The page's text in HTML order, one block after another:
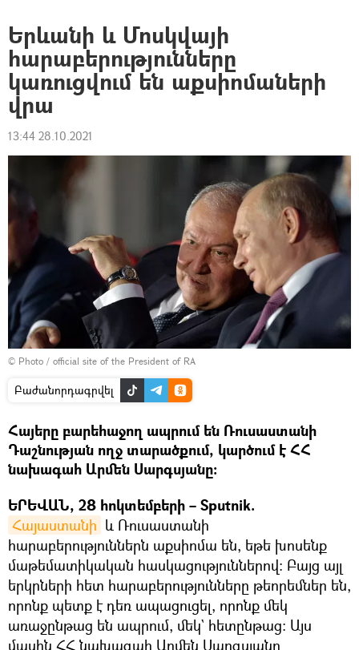
Երևանի և Մոսկվայի
հարաբերությունները
կառուցվում են աքսիոմաների
վրա
13:44 28.10.2021
© Photo / official site of the President of RA
Բաժանորդագրվել
Հայերը բարեհաջող ապրում են Ռուսաստանի
Դաշնության ողջ տարածքում, կարծում է ՀՀ
նախագահ Արմեն Սարգսյանը։
ԵՐԵՎԱՆ, 28 հոկտեմբերի – Sputnik.
Հայաստանի և Ռուսաստանի
հարաբերություններն աքսիոմա են, եթե խոսենք
մաթեմատիկական հասկացություններով։ Բայց այլ
երկրների հետ հարաբերությունները թեորեմներ են,
որոնք պետք է դեռ ապացուցել, որոնք մեկ
առաջընթաց են ապրում, մեկ` հետընթաց: Այս
մասին ՀՀ նախագահ Արմեն Սարգսյանը